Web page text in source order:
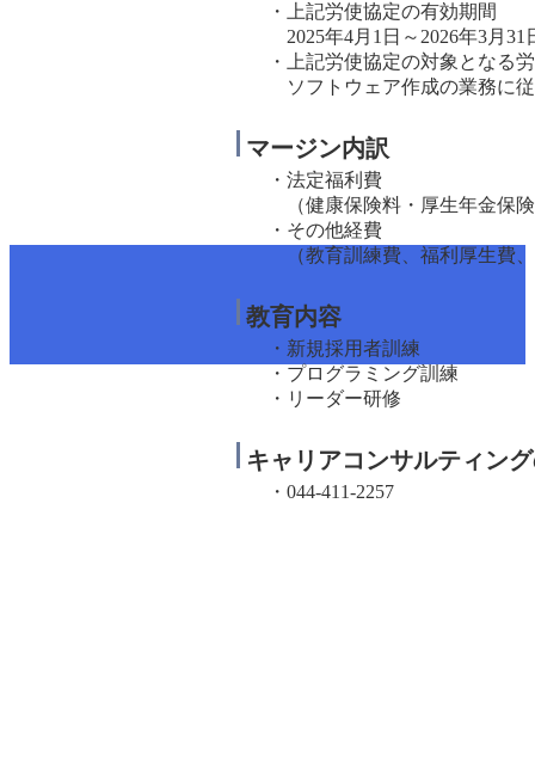
・上記労使協定の有効期間
2025年4月1日～2026年3月31
・上記労使協定の対象となる
ソフトウェア作成の業務に従
マージン内訳
・法定福利費
（健康保険料・厚生年金保険
・その他経費
（教育訓練費、福利厚生費、
教育内容
・新規採用者訓練
・プログラミング訓練
・リーダー研修
キャリアコンサルティン
・044-411-2257